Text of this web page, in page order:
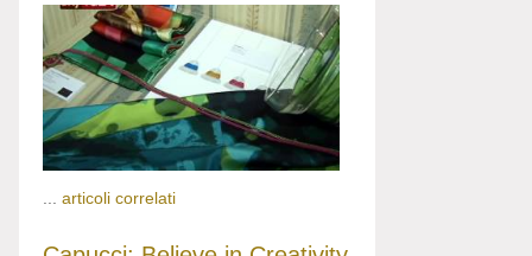
... articoli correlati